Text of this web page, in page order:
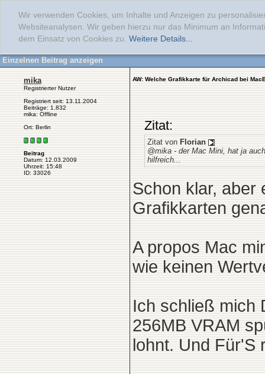
Wir verwenden Cookies, um Inhalte und Anzeigen zu
Websiteanalysen. Wir geben hierzu nur das Minimum an
dem Einsatz von Cookies zu. Weitere Details...
Einzelnen Beitrag anzeigen
mika
Registrierter Nutzer
Registriert seit: 13.11.2004
Beiträge: 1.832
mika: Offline
Ort: Berlin
Beitrag
Datum: 12.03.2009
Uhrzeit: 15:48
ID: 33026
AW: Welche Grafikkarte für Archicad bei
Zitat:
Zitat von Florian
@mika - der Mac Mini, hat ja
hilfreich...
Schon klar, aber
Grafikkarten
A propos Mac
wie keinen
Ich schließ mich
256MB VRAM
lohnt. Und Für'S